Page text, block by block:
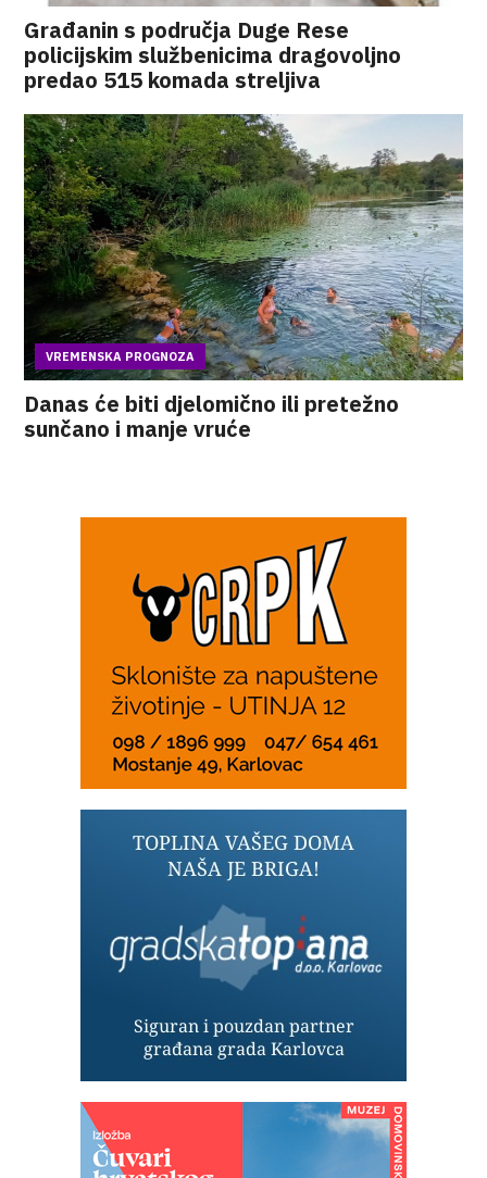
Građanin s područja Duge Rese
policijskim službenicima dragovoljno
predao 515 komada streljiva
VREMENSKA PROGNOZA
Danas će biti djelomično ili pretežno
sunčano i manje vruće